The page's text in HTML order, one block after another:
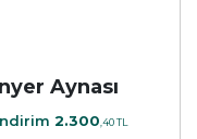
Aynası
2.300 ,40 TL